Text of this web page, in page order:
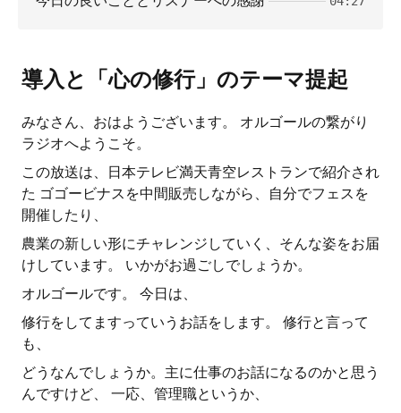
導入と「心の修行」のテーマ提起
みなさん、おはようございます。 オルゴールの繋がり
ラジオへようこそ。
この放送は、日本テレビ満天青空レストランで紹介され
た ゴゴービナスを中間販売しながら、自分でフェスを
開催したり、
農業の新しい形にチャレンジしていく、そんな姿をお届
けしています。 いかがお過ごしでしょうか。
オルゴールです。 今日は、
修行をしてますっていうお話をします。 修行と言って
も、
どうなんでしょうか。主に仕事のお話になるのかと思う
んですけど、 一応、管理職というか、